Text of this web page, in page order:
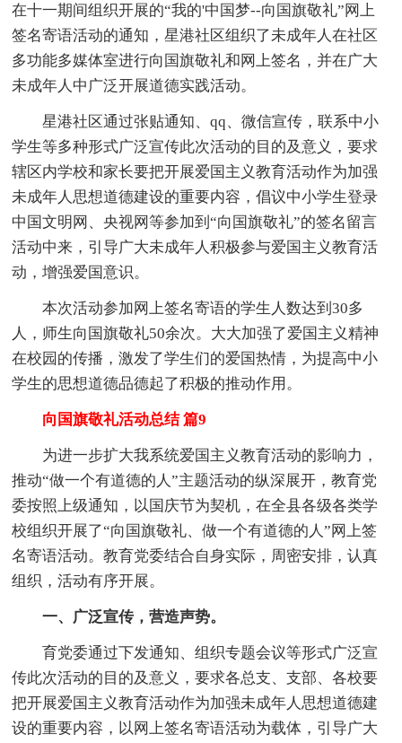
在十一期间组织开展的“我的'中国梦--向国旗敬礼”网上
签名寄语活动的通知，星港社区组织了未成年人在社区
多功能多媒体室进行向国旗敬礼和网上签名，并在广大
未成年人中广泛开展道德实践活动。
星港社区通过张贴通知、qq、微信宣传，联系中小
学生等多种形式广泛宣传此次活动的目的及意义，要求
辖区内学校和家长要把开展爱国主义教育活动作为加强
未成年人思想道德建设的重要内容，倡议中小学生登录
中国文明网、央视网等参加到“向国旗敬礼”的签名留言
活动中来，引导广大未成年人积极参与爱国主义教育活
动，增强爱国意识。
本次活动参加网上签名寄语的学生人数达到30多
人，师生向国旗敬礼50余次。大大加强了爱国主义精神
在校园的传播，激发了学生们的爱国热情，为提高中小
学生的思想道德品德起了积极的推动作用。
向国旗敬礼活动总结 篇9
为进一步扩大我系统爱国主义教育活动的影响力，
推动“做一个有道德的人”主题活动的纵深展开，教育党
委按照上级通知，以国庆节为契机，在全县各级各类学
校组织开展了“向国旗敬礼、做一个有道德的人”网上签
名寄语活动。教育党委结合自身实际，周密安排，认真
组织，活动有序开展。
一、广泛宣传，营造声势。
育党委通过下发通知、组织专题会议等形式广泛宣
传此次活动的目的及意义，要求各总支、支部、各校要
把开展爱国主义教育活动作为加强未成年人思想道德建
设的重要内容，以网上签名寄语活动为载体，引导广大